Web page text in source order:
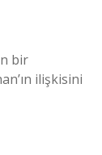
bir
ilişkisini